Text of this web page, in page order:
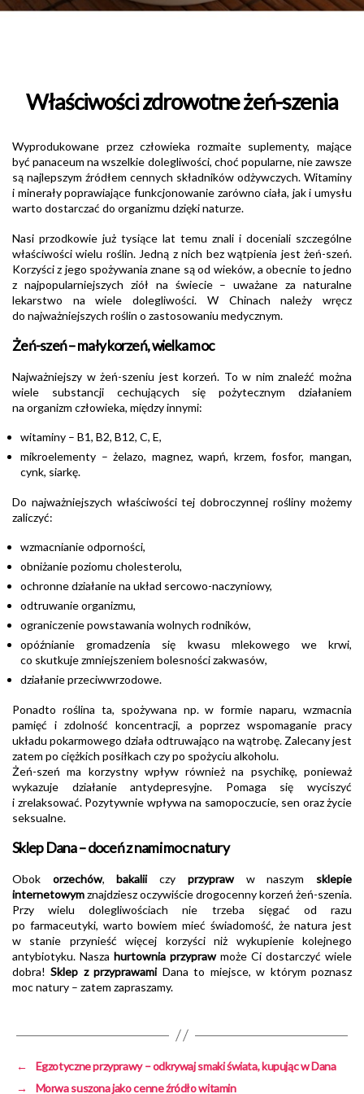
Właściwości zdrowotne żeń-szenia
Wyprodukowane przez człowieka rozmaite suplementy, mające
być panaceum na wszelkie dolegliwości, choć popularne, nie zawsze
są najlepszym źródłem cennych składników odżywczych. Witaminy
i minerały poprawiające funkcjonowanie zarówno ciała, jak i umysłu
warto dostarczać do organizmu dzięki naturze.
Nasi przodkowie już tysiące lat temu znali i doceniali szczególne
właściwości wielu roślin. Jedną z nich bez wątpienia jest żeń-szeń.
Korzyści z jego spożywania znane są od wieków, a obecnie to jedno
z najpopularniejszych ziół na świecie – uważane za naturalne
lekarstwo na wiele dolegliwości. W Chinach należy wręcz
do najważniejszych roślin o zastosowaniu medycznym.
Żeń-szeń – mały korzeń, wielka moc
Najważniejszy w żeń-szeniu jest korzeń. To w nim znaleźć można
wiele substancji cechujących się pożytecznym działaniem
na organizm człowieka, między innymi:
witaminy – B1, B2, B12, C, E,
mikroelementy – żelazo, magnez, wapń, krzem, fosfor, mangan,
cynk, siarkę.
Do najważniejszych właściwości tej dobroczynnej rośliny możemy
zaliczyć:
wzmacnianie odporności,
obniżanie poziomu cholesterolu,
ochronne działanie na układ sercowo-naczyniowy,
odtruwanie organizmu,
ograniczenie powstawania wolnych rodników,
opóźnianie gromadzenia się kwasu mlekowego we krwi,
co skutkuje zmniejszeniem bolesności zakwasów,
działanie przeciwwrzodowe.
Ponadto roślina ta, spożywana np. w formie naparu, wzmacnia
pamięć i zdolność koncentracji, a poprzez wspomaganie pracy
układu pokarmowego działa odtruwająco na wątrobę. Zalecany jest
zatem po ciężkich posiłkach czy po spożyciu alkoholu.
Żeń-szeń ma korzystny wpływ również na psychikę, ponieważ
wykazuje działanie antydepresyjne. Pomaga się wyciszyć
i zrelaksować. Pozytywnie wpływa na samopoczucie, sen oraz życie
seksualne.
Sklep Dana – doceń z nami moc natury
Obok orzechów,bakaliiczy przypraww naszym sklepie
internetowymznajdziesz oczywiście drogocenny korzeń żeń-szenia.
Przy wielu dolegliwościach nie trzeba sięgać od razu
po farmaceutyki, warto bowiem mieć świadomość, że natura jest
w stanie przynieść więcej korzyści niż wykupienie kolejnego
antybiotyku. Nasza hurtownia przyprawmoże Ci dostarczyć wiele
dobra!Sklep z przyprawamiDana to miejsce, w którym poznasz
moc natury – zatem zapraszamy.
←
Egzotyczne przyprawy – odkrywaj smaki świata, kupując w Dana
→
Morwa suszona jako cenne źródło witamin